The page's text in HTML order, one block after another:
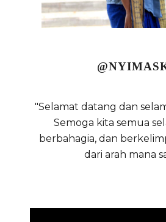
"Selamat datang dan
Semoga kita semua
berbahagia, dan
dari arah mana